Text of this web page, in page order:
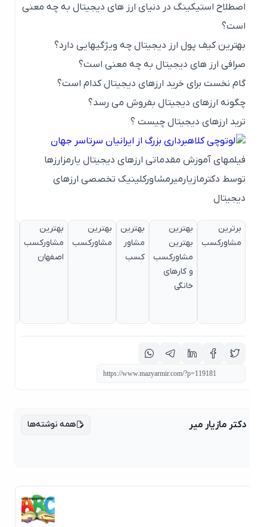
اصطلاح استیکینگ در دنیای ارز های دیجیتال به چه معنی
است؟
بهترین کیف پول ارز دیجیتال چه ویژگیهایی دارد؟
صرافی ارز های دیجیتال به چه معنی است؟
گام نخست برای خرید ارزهای دیجیتال کدام است؟
چگونه ارزهای دیجیتال بفروش می رسد؟
ترید ارزهای دیجیتال چیست ؟
لوتوچی کلاهبرداری بزرگ از ایرانیان سرتاسر جهان
فیلمهای آموزش مقدماتی ارزهای دیجیتال یارمزارزها
توسط دکترمازیارمیرمشاورکلینیک تخصصی ارزهای
دیجیتال
برترین
مشاورکسب
بهترین
بهترین
مشاورکسب
و کارهای
خانگی
بهترین
مشاور
کسب
بهترین
مشاورکسب
بهترین
مشاورکسب
اصفهان
دکتر مازیار میر همه نوشته‌ها